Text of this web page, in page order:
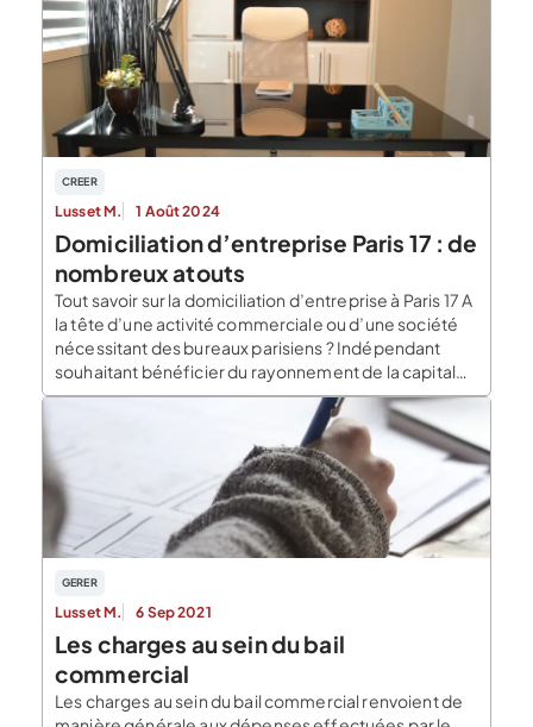
CREER
Lusset M. 1 Août 2024
Domiciliation d’entreprise Paris 17 : de
nombreux atouts
Tout savoir sur la domiciliation d’entreprise à Paris 17 A
la tête d’une activité commerciale ou d’une société
nécessitant des bureaux parisiens ? Indépendant
souhaitant bénéficier du rayonnement de la capitale
pour attirer des prospects ? La domiciliation
d’entreprise à Paris 17 est faite pour vous. On y
dénombre près de 30 000 entreprises, dont […]
GERER
Lusset M. 6 Sep 2021
Les charges au sein du bail
commercial
Les charges au sein du bail commercial renvoient de